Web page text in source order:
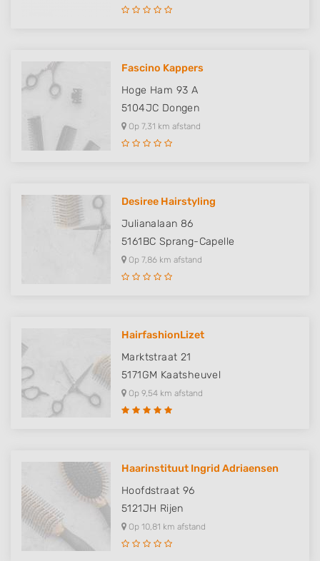
Fascino Kappers
Hoge Ham 93 A
5104JC Dongen
Op 7,31 km afstand
Desiree Hairstyling
Julianalaan 86
5161BC Sprang-Capelle
Op 7,86 km afstand
HairfashionLizet
Marktstraat 21
5171GM Kaatsheuvel
Op 9,54 km afstand
Haarinstituut Ingrid Adriaensen
Hoofdstraat 96
5121JH Rijen
Op 10,81 km afstand